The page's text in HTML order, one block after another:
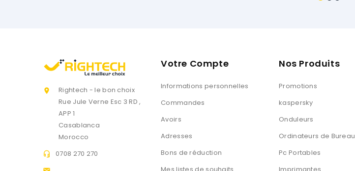

Rightech - le bon choix
Rue Jule Verne Esc 3 RD ,
APP 1
Casablanca
Morocco
 0708 270 270
Votre Compte
Informations personnelles
Commandes
Avoirs
Adresses
Bons de réduction
Mes listes de souhaits
Nos Produits
Promotions
kaspersky
Onduleurs
Ordinateurs de Bureau
Pc Portables
Imprimantes